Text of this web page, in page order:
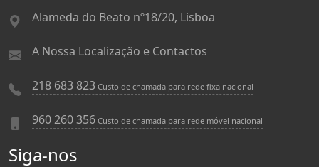
Alameda do Beato nº18/20, Lisboa
A Nossa Localização e Contactos
218 683 823 Custo de chamada para rede fixa nacional
960 260 356 Custo de chamada para rede móvel nacional
Siga-nos